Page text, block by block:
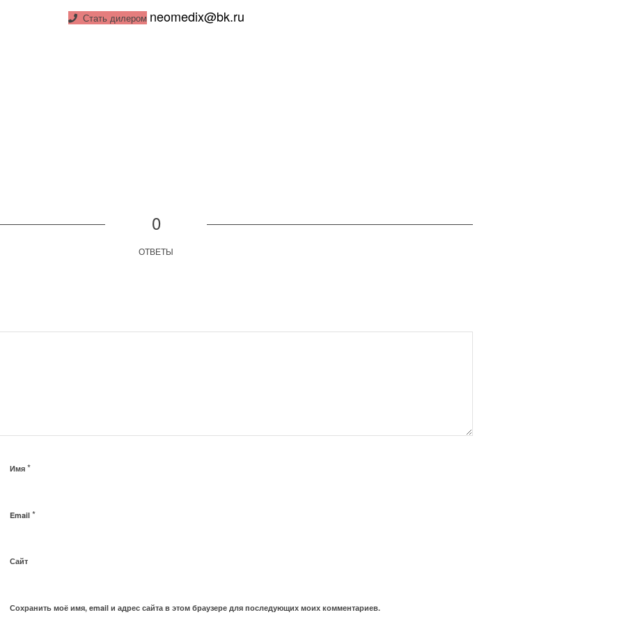
Стать дилером neomedix@bk.ru
0
ОТВЕТЫ
Имя *
Email *
Сайт
Сохранить моё имя, email и адрес сайта в этом браузере для последующих моих комментариев.